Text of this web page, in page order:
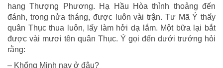
hang Thượng Phương. Hạ Hầu Hòa thỉnh thoảng đến
đánh, trong nửa tháng, được luôn vài trận. Tư Mã Ý thấy
quân Thục thua luôn, lấy làm hởi dạ lắm. Một bữa lại bắt
được vài mươi tên quân Thục. Ý gọi đến dưới trướng hỏi
rằng:
– Khổng Minh nay ở đâu?